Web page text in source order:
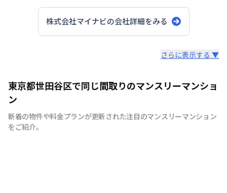
株式会社マイナビの会社詳細をみる
快適で安心な住まいをご提供。入居者様の住み心地と健康
を考え、専門部隊がお部屋を厳選！入居者満足度97％！
さらに表示する ▼
東京都世田谷区で同じ間取りのマンスリーマンショ
ン
新着の物件や料金プランが更新された注目のマンスリーマンション
をご紹介。